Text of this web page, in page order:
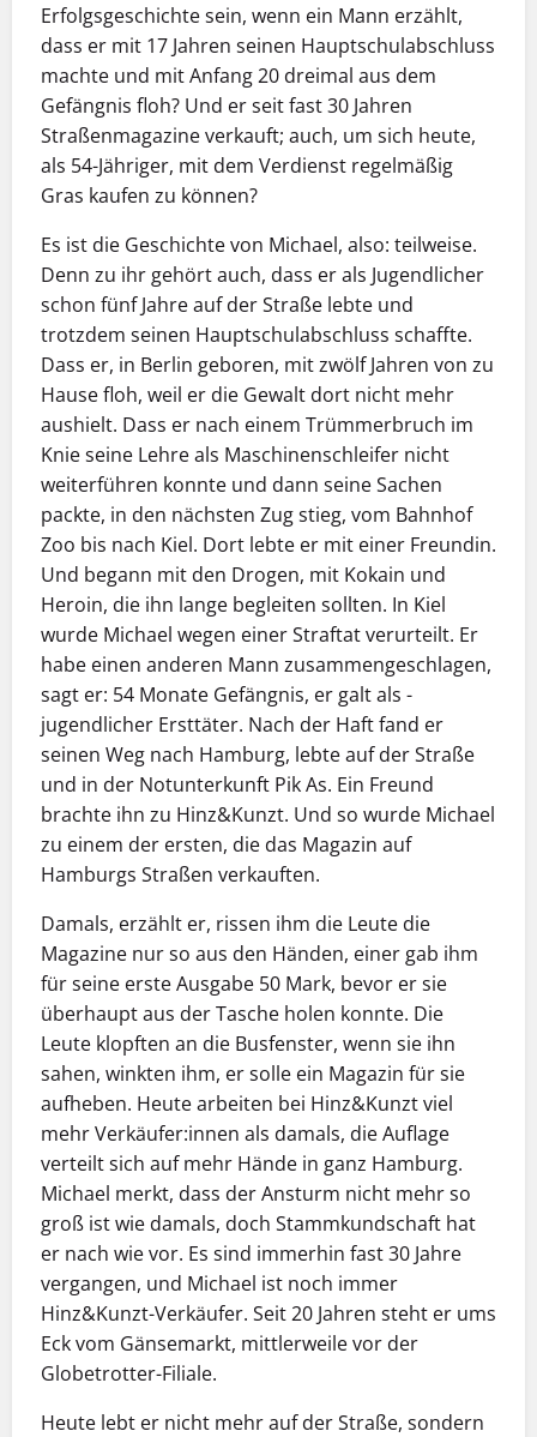
Erfolgsgeschichte sein, wenn ein Mann erzählt,
dass er mit 17 Jahren seinen Hauptschulabschluss
machte und mit Anfang 20 dreimal aus dem
Gefängnis floh? Und er seit fast 30 Jahren
Straßenmagazine verkauft; auch, um sich heute,
als 54-Jähriger, mit dem Verdienst regelmäßig
Gras kaufen zu können?
Es ist die Geschichte von Michael, also: teilweise.
Denn zu ihr gehört auch, dass er als Jugendlicher
schon fünf Jahre auf der Straße lebte und
trotzdem seinen Hauptschul­abschluss schaffte.
Dass er, in Berlin geboren, mit zwölf Jahren von zu
Hause floh, weil er die Gewalt dort nicht mehr
aushielt. Dass er nach einem Trümmerbruch im
Knie seine Lehre als Maschinenschleifer nicht
weiterführen konnte und dann seine Sachen
packte, in den nächsten Zug stieg, vom Bahnhof
Zoo bis nach Kiel. Dort lebte er mit einer Freundin.
Und begann mit den Drogen, mit Kokain und
Heroin, die ihn lange begleiten sollten. In Kiel
wurde Michael wegen einer Straftat verurteilt. Er
habe einen anderen Mann zusammengeschlagen,
sagt er: 54 Monate Gefängnis, er galt als ­
jugendlicher Ersttäter. Nach der Haft fand er
seinen Weg nach Hamburg, lebte auf der Straße
und in der Notunterkunft Pik As. Ein Freund
brachte ihn zu Hinz&Kunzt. Und so wurde Michael
zu einem der ersten, die das Magazin auf
Hamburgs Straßen verkauften.
Damals, erzählt er, rissen ihm die Leute die
Magazine nur so aus den Händen, einer gab ihm
für seine erste Ausgabe 50 Mark, bevor er sie
überhaupt aus der Tasche holen konnte. Die
Leute klopften an die Busfenster, wenn sie ihn
sahen, winkten ihm, er solle ein Magazin für sie
aufheben. Heute arbeiten bei Hinz&Kunzt viel
mehr Verkäufer:innen als ­damals, die Auflage
verteilt sich auf mehr Hände in ganz Hamburg.
Michael merkt, dass der Ansturm nicht mehr so
groß ist wie damals, doch Stammkundschaft hat
er nach wie vor. Es sind immerhin fast 30 Jahre
vergangen, und Michael ist noch immer
Hinz&Kunzt-Verkäufer. Seit20 Jahren steht er ums
Eck vom Gänsemarkt, mittlerweile vor der
Globetrotter-Filiale.
Heute lebt er nicht mehr auf der Straße, sondern